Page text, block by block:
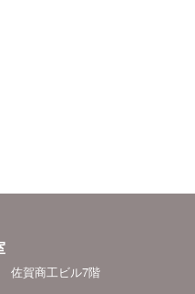
佐賀商工ビル7階